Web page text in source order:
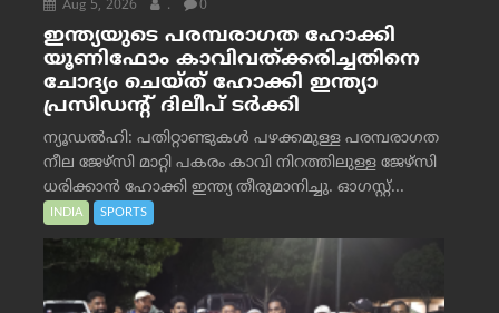
Aug 5, 2026 . 0
ഇന്ത്യയുടെ പരമ്പരാഗത ഹോക്കി
യൂണിഫോം കാവിവത്ക്കരിച്ചതിനെ
ചോദ്യം ചെയ്ത് ഹോക്കി ഇന്ത്യാ
പ്രസിഡന്റ് ദിലീപ് ടര്‍ക്കി
ന്യൂഡൽഹി: പതിറ്റാണ്ടുകൾ പഴക്കമുള്ള പരമ്പരാഗത
നീല ജേഴ്‌സി മാറ്റി പകരം കാവി നിറത്തിലുള്ള ജേഴ്‌സി
ധരിക്കാൻ ഹോക്കി ഇന്ത്യ തീരുമാനിച്ചു. ഓഗസ്റ്റ്...
INDIA SPORTS